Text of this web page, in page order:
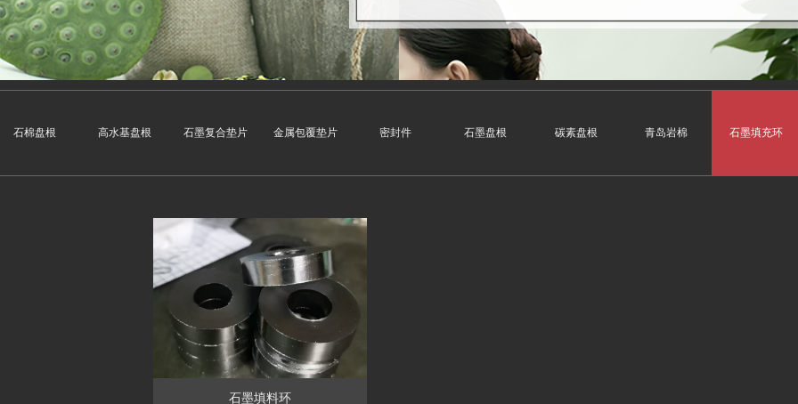
石棉盘根 高水基盘根 石墨复合垫片 金属包覆垫片 密封件 石墨盘根 碳素盘根 青岛岩棉 石墨填充环
石墨填料环